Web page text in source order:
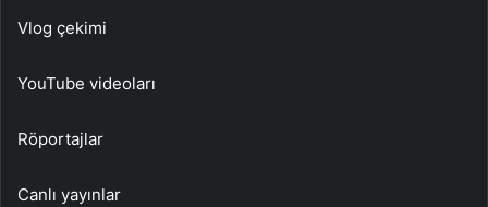
Vlog çekimi
YouTube videoları
Röportajlar
Canlı yayınlar